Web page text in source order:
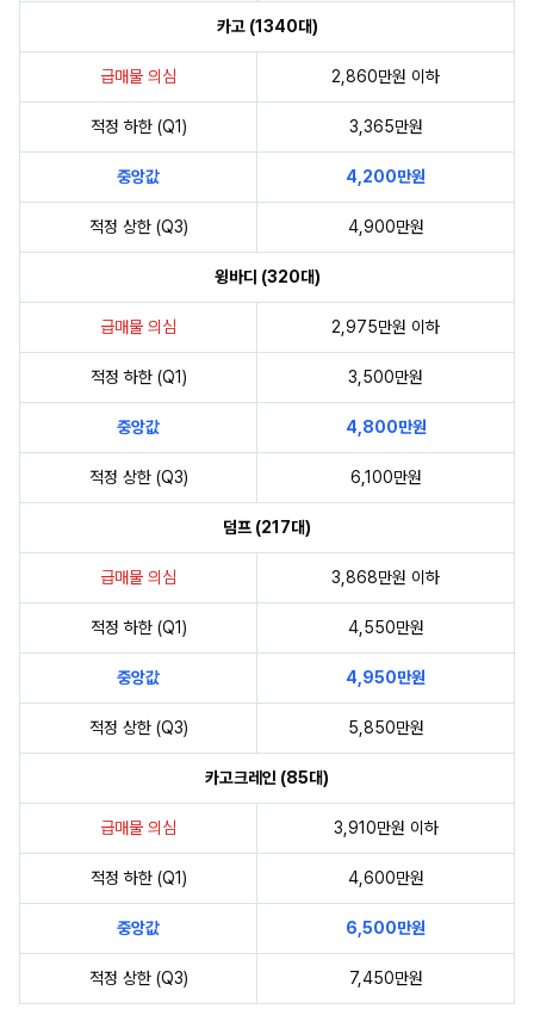
카고 (1340대)
급매물 의심 2,860만원 이하
적정 하한 (Q1) 3,365만원
중앙값 4,200만원
적정 상한 (Q3) 4,900만원
윙바디 (320대)
급매물 의심 2,975만원 이하
적정 하한 (Q1) 3,500만원
중앙값 4,800만원
적정 상한 (Q3) 6,100만원
덤프 (217대)
급매물 의심 3,868만원 이하
적정 하한 (Q1) 4,550만원
중앙값 4,950만원
적정 상한 (Q3) 5,850만원
카고크레인 (85대)
급매물 의심 3,910만원 이하
적정 하한 (Q1) 4,600만원
중앙값 6,500만원
적정 상한 (Q3) 7,450만원